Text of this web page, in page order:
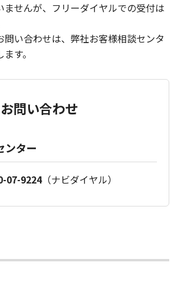
ませんが、フリーダイヤルでの受付は
問い合わせは、弊社お客様相談センタ
す。
問い合わせ
ンター
07-9224（ナビダイヤル）